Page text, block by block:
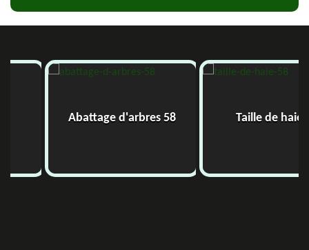
Abattage d'arbres 58 Taille de haie